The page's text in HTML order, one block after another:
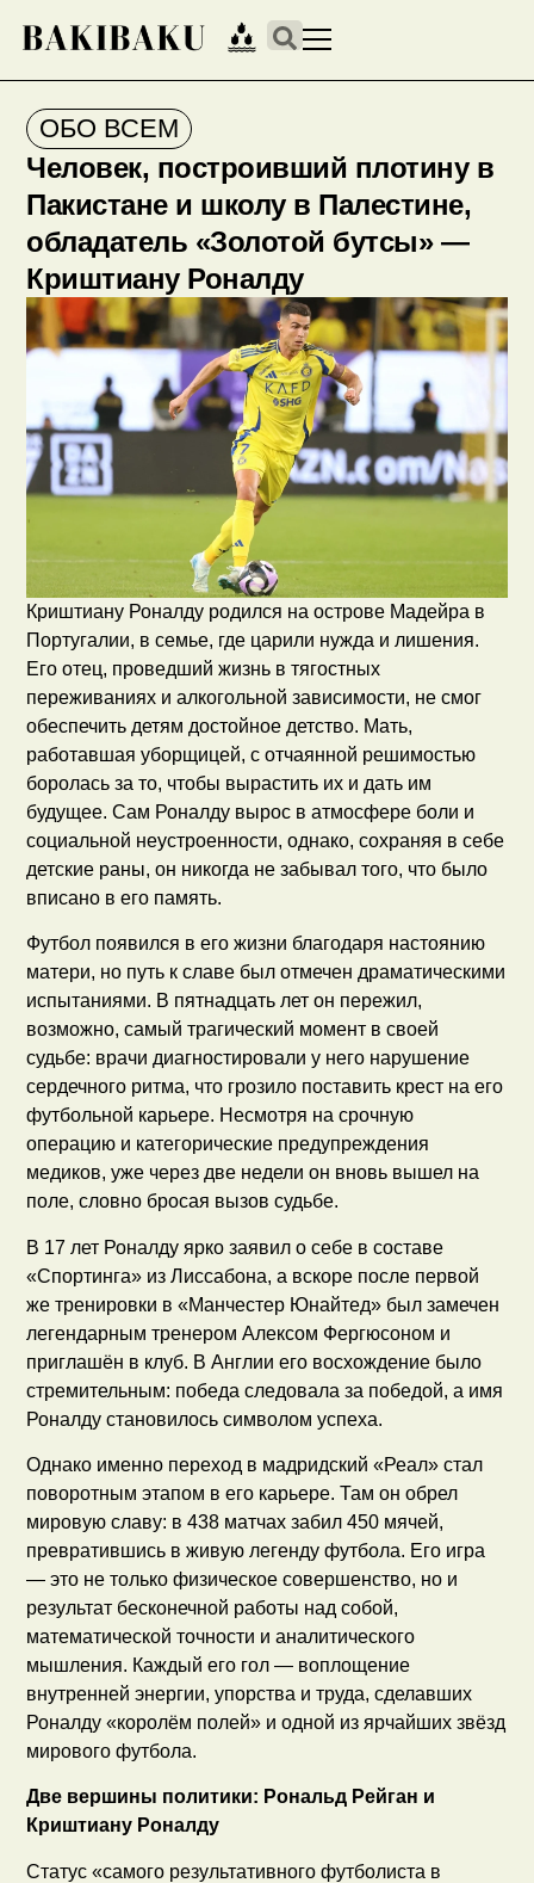
ОБО ВСЕМ
Человек, построивший плотину в
Пакистане и школу в Палестине,
обладатель «Золотой бутсы» —
Криштиану Роналду
Криштиану Роналду родился на острове Мадейра в
Португалии, в семье, где царили нужда и лишения.
Его отец, проведший жизнь в тягостных
переживаниях и алкогольной зависимости, не смог
обеспечить детям достойное детство. Мать,
работавшая уборщицей, с отчаянной решимостью
боролась за то, чтобы вырастить их и дать им
будущее. Сам Роналду вырос в атмосфере боли и
социальной неустроенности, однако, сохраняя в себе
детские раны, он никогда не забывал того, что было
вписано в его память.
Футбол появился в его жизни благодаря настоянию
матери, но путь к славе был отмечен драматическими
испытаниями. В пятнадцать лет он пережил,
возможно, самый трагический момент в своей
судьбе: врачи диагностировали у него нарушение
сердечного ритма, что грозило поставить крест на его
футбольной карьере. Несмотря на срочную
операцию и категорические предупреждения
медиков, уже через две недели он вновь вышел на
поле, словно бросая вызов судьбе.
В 17 лет Роналду ярко заявил о себе в составе
«Спортинга» из Лиссабона, а вскоре после первой
же тренировки в «Манчестер Юнайтед» был замечен
легендарным тренером Алексом Фергюсоном и
приглашён в клуб. В Англии его восхождение было
стремительным: победа следовала за победой, а имя
Роналду становилось символом успеха.
Однако именно переход в мадридский «Реал» стал
поворотным этапом в его карьере. Там он обрел
мировую славу: в 438 матчах забил 450 мячей,
превратившись в живую легенду футбола. Его игра
— это не только физическое совершенство, но и
результат бесконечной работы над собой,
математической точности и аналитического
мышления. Каждый его гол — воплощение
внутренней энергии, упорства и труда, сделавших
Роналду «королём полей» и одной из ярчайших звёзд
мирового футбола.
Две вершины политики: Рональд Рейган и
Криштиану Роналду
Статус «самого результативного футболиста в